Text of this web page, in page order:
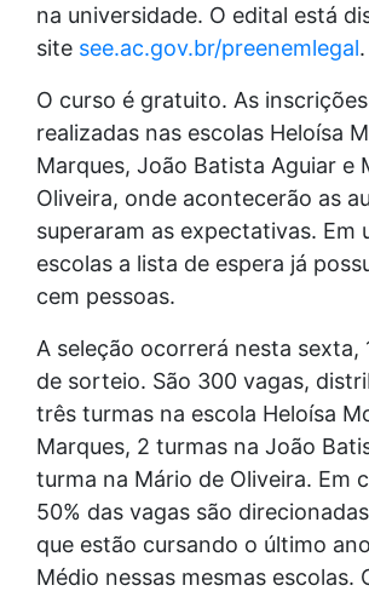
na universidade. O edital está
site see.ac.gov.br/preenemlegal.
O curso é gratuito. As
realizadas nas escolas Heloísa
Marques, João Batista Aguiar e
Oliveira, onde acontecerão as
superaram as expectativas. Em
escolas a lista de espera já
cem pessoas.
A seleção ocorrerá nesta sexta,
de sorteio. São 300 vagas,
três turmas na escola Heloísa
Marques, 2 turmas na João
turma na Mário de Oliveira. Em
50% das vagas são
que estão cursando o último
Médio nessas mesmas escolas.